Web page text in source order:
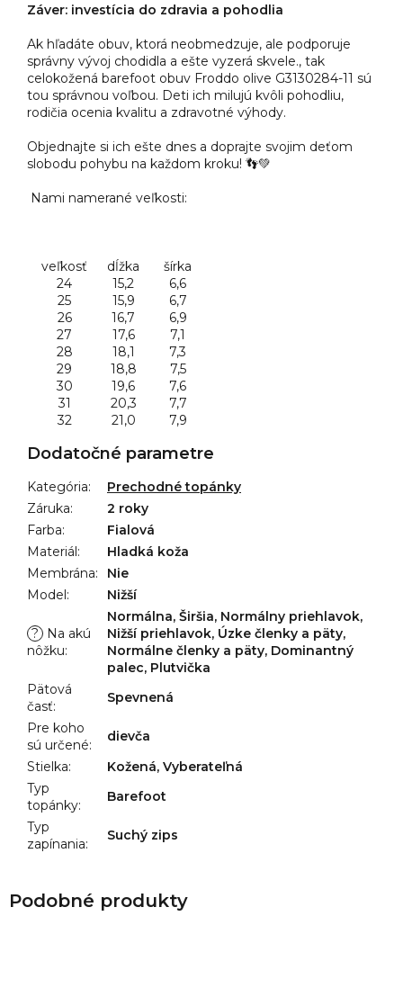
Záver: investícia do zdravia a pohodlia
Ak hľadáte obuv, ktorá neobmedzuje, ale podporuje
správny vývoj chodidla a ešte vyzerá skvele., tak
celokožená barefoot obuv Froddo olive G3130284-11 sú
tou správnou voľbou. Deti ich milujú kvôli pohodliu,
rodičia ocenia kvalitu a zdravotné výhody.
Objednajte si ich ešte dnes a doprajte svojim deťom
slobodu pohybu na každom kroku! 👣💚
Nami namerané veľkosti:
veľkosť dĺžka
šírka
24
15,2
6,6
25
15,9
6,7
26
16,7
6,9
27
17,6
7,1
28
18,1
7,3
29
18,8
7,5
30
19,6
7,6
31
20,3
7,7
32
21,0 7,9
Dodatočné parametre
Kategória:
Prechodné topánky
Záruka:
2 roky
Farba:
Fialová
Materiál:
Hladká koža
Membrána:
Nie
Model: Nižší
?
Na akú
nôžku:
Normálna, Širšia, Normálny priehlavok,
Nižší priehlavok, Úzke členky a päty,
Normálne členky a päty, Dominantný
palec, Plutvička
Pätová
časť:
Spevnená
Pre koho
sú určené:
dievča
Stielka:
Kožená, Vyberateľná
Typ
topánky:
Barefoot
Typ
zapínania:
Suchý zips